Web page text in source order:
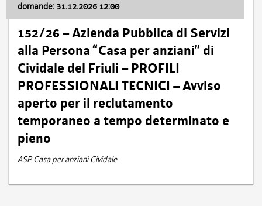
domande: 31.12.2026 12:00
152/26 – Azienda Pubblica di Servizi
alla Persona “Casa per anziani” di
Cividale del Friuli – PROFILI
PROFESSIONALI TECNICI – Avviso
aperto per il reclutamento
temporaneo a tempo determinato e
pieno
ASP Casa per anziani Cividale